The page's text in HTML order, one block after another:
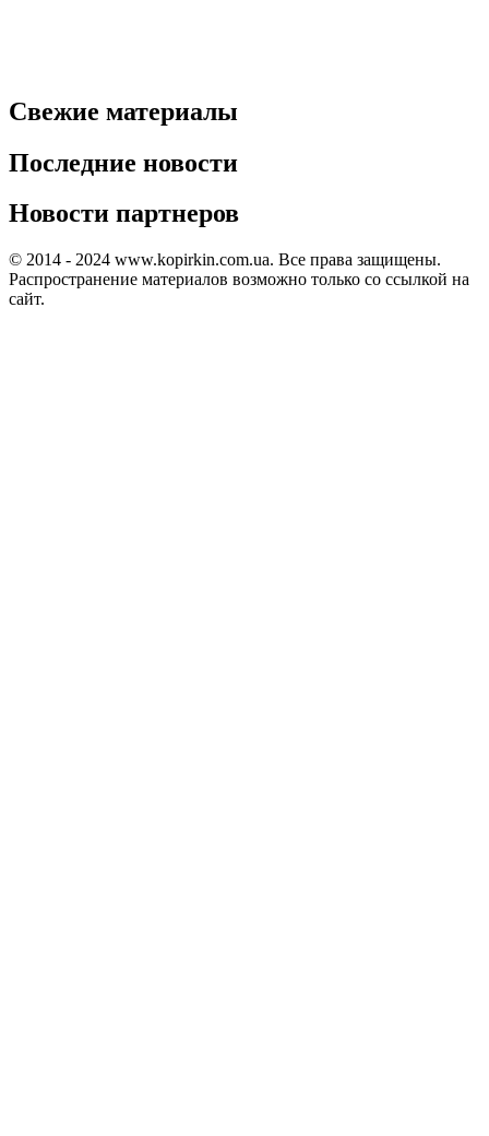
Свежие материалы
Последние новости
Новости партнеров
© 2014 - 2024 www.kopirkin.com.ua. Все права защищены.
Распространение материалов возможно только со ссылкой на
сайт.